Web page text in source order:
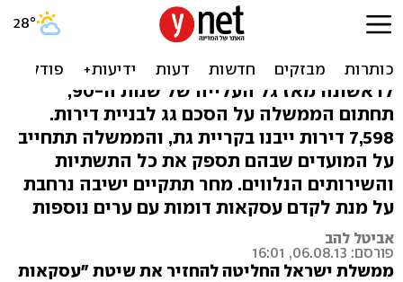
מענה למצוקה: 7,598 דירות
ייבנו בקריית גת
לראשונה מאז גל העלייה של שנות ה-90,
תחתום הממשלה על הסכם גג לבניית דירות.
7,598 דירות ייבנו בקריית גת, והממשלה תתחייב
על המועדים שבהם תספק את כל התשתיות
והשירותים הנלווים. מחר תתקיים ישיבה נרחבת
על מנת לקדם עסקאות דומות עם ערים נוספות
אביטל להב
פורסם: 06.08.13, 16:01
ממשלת ישראל החליטה להחזיר את שיטת "עסקאות